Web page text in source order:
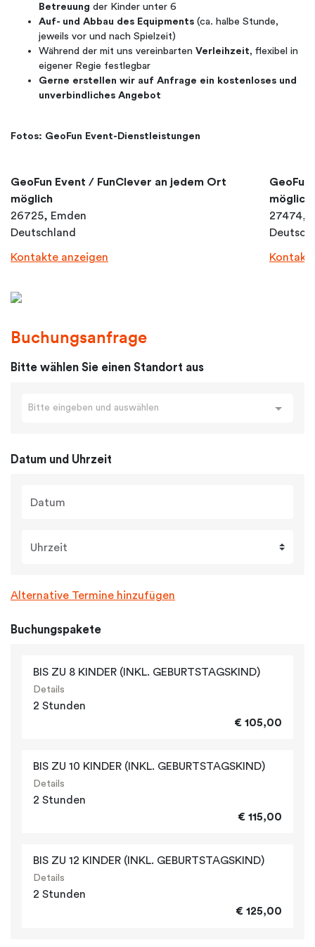
Betreuung der Kinder unter 6
Auf- und Abbau des Equipments (ca. halbe Stunde,
jeweils vor und nach Spielzeit)
Während der mit uns vereinbarten Verleihzeit, flexibel in
eigener Regie festlegbar
Gerne erstellen wir auf Anfrage ein kostenloses und
unverbindliches Angebot
Fotos: GeoFun Event-Dienstleistungen
GeoFun Event / FunClever an jedem Ort
möglich
26725, Emden
Deutschland
Kontakte anzeigen
möglich
27474,
Buchungsanfrage
Bitte wählen Sie einen Standort aus
Bitte eingeben und auswählen
Datum und Uhrzeit
Datum
Uhrzeit
Alternative Termine hinzufügen
Buchungspakete
BIS ZU 8 KINDER (INKL. GEBURTSTAGSKIND)
Details
2 Stunden
€ 105,00
BIS ZU 10 KINDER (INKL. GEBURTSTAGSKIND)
Details
2 Stunden
€ 115,00
BIS ZU 12 KINDER (INKL. GEBURTSTAGSKIND)
Details
2 Stunden
€ 125,00